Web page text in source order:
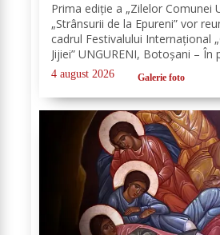
Prima ediție a „Zilelor Comunei
„Strânsurii de la Epureni” vor
cadrul Festivalului Internațional
Jijiei” UNGURENI, Botoșani – În
august 2026, comuna Ungureni
cele mai ample evenimente
4 august 2026 Galerie foto